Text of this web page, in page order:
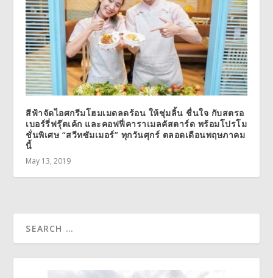
สีฟ้าจัดไอศกรีมโฮมเมดลดร้อน ให้ชุ่มลิ้น ชื่นใจ กับสตรอ
เบอร์รี่ฟรุ๊ตเค้ก และคอฟฟี่คาราเมลคัสตาร์ด พร้อมโปรโม
ชั่นพิเศษ “สวีทซัมเมอร์” ทุกวันศุกร์ ตลอดเดือนพฤษภาคม
นี้
May 13, 2019